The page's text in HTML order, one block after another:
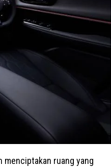
menciptakan ruang yang